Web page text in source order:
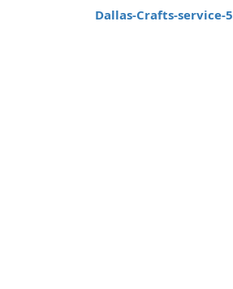
Dallas-Crafts-service-5